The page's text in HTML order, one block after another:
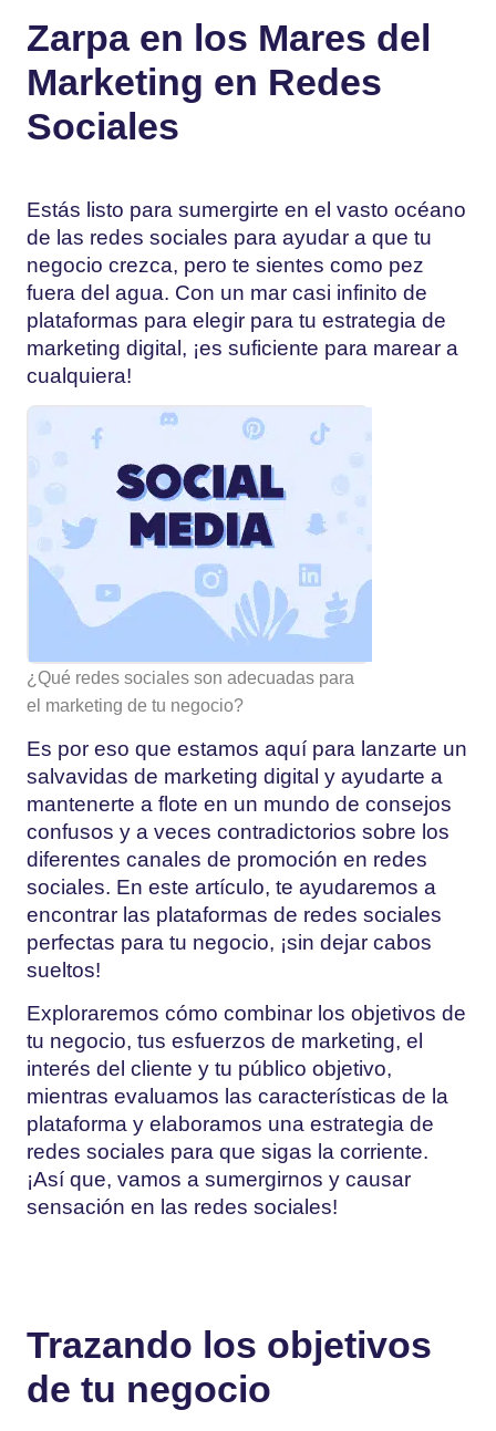
Zarpa en los Mares del
Marketing en Redes
Sociales
Estás listo para sumergirte en el vasto océano
de las redes sociales para ayudar a que tu
negocio crezca, pero te sientes como pez
fuera del agua. Con un mar casi infinito de
plataformas para elegir para tu estrategia de
marketing digital, ¡es suficiente para marear a
cualquiera!
¿Qué redes sociales son adecuadas para
el marketing de tu negocio?
Es por eso que estamos aquí para lanzarte un
salvavidas de marketing digital y ayudarte a
mantenerte a flote en un mundo de consejos
confusos y a veces contradictorios sobre los
diferentes canales de promoción en redes
sociales. En este artículo, te ayudaremos a
encontrar las plataformas de redes sociales
perfectas para tu negocio, ¡sin dejar cabos
sueltos!
Exploraremos cómo combinar los objetivos de
tu negocio, tus esfuerzos de marketing, el
interés del cliente y tu público objetivo,
mientras evaluamos las características de la
plataforma y elaboramos una estrategia de
redes sociales para que sigas la corriente.
¡Así que, vamos a sumergirnos y causar
sensación en las redes sociales!
Trazando los objetivos
de tu negocio